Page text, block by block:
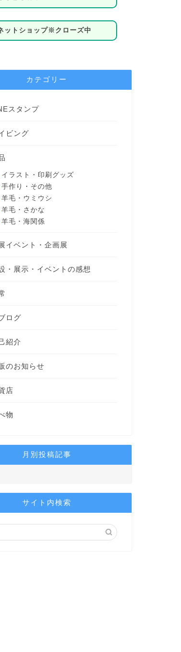
トショップ※クローズ中
カテゴリー
スタンプ
ビング
イラスト・印刷グッズ
手作り・その他
羊毛・ウミウシ
羊毛・さかな
羊毛・海関係
イベント・企画展
・展示・イベントの感想
ログ
紹介
のお知らせ
店
物
月別投稿記事
サイト内検索